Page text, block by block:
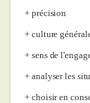
précision
culture
sens de
analyser les
choisir en